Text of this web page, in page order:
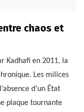
chaos et
Kadhafi en 2011, la
Les milices
d’un État
plaque tournante